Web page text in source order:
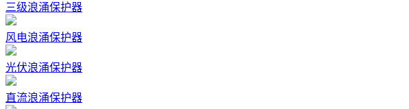
三级浪涌保护器
风电浪涌保护器
光伏浪涌保护器
直流浪涌保护器